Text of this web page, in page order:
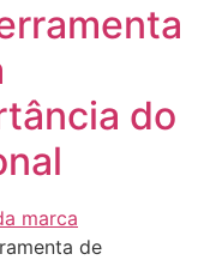
do
de